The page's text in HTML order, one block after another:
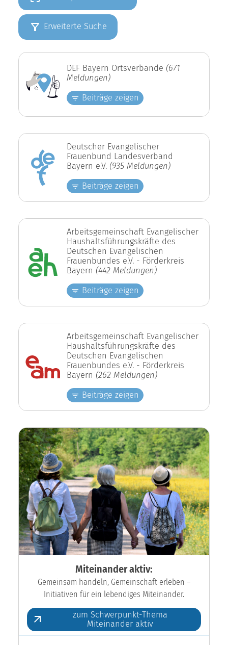
Erweiterte Suche
DEF Bayern Ortsverbände (671
Meldungen)
Beiträge zeigen
Deutscher Evangelischer
Frauenbund Landesverband
Bayern e.V. (935 Meldungen)
Beiträge zeigen
Arbeitsgemeinschaft Evangelischer
Haushaltsführungskräfte des
Deutschen Evangelischen
Frauenbundes e.V. - Förderkreis
Bayern (442 Meldungen)
Beiträge zeigen
Arbeitsgemeinschaft Evangelischer
Haushaltsführungskräfte des
Deutschen Evangelischen
Frauenbundes e.V. - Förderkreis
Bayern (262 Meldungen)
Beiträge zeigen
Miteinander aktiv:
Gemeinsam handeln, Gemeinschaft erleben –
Initiativen für ein lebendiges Miteinander.
zum Schwerpunkt-Thema
Miteinander aktiv